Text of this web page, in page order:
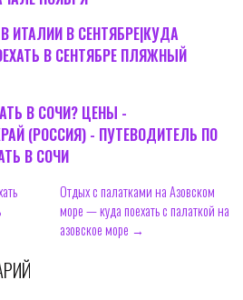
В СЕНТЯБРЕ|КУДА
В СЕНТЯБРЕ ПЛЯЖНЫЙ
В СОЧИ? ЦЕНЫ -
(РОССИЯ) - ПУТЕВОДИТЕЛЬ ПО
В СОЧИ
Отдых с палатками на Азовском
море — куда поехать с палаткой на
азовское море →